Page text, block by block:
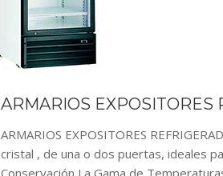
ARMARIOS EXPOSITORES
ARMARIOS EXPOSITORES
cristal , de una o dos puertas, ideales
Conservación La Gama de